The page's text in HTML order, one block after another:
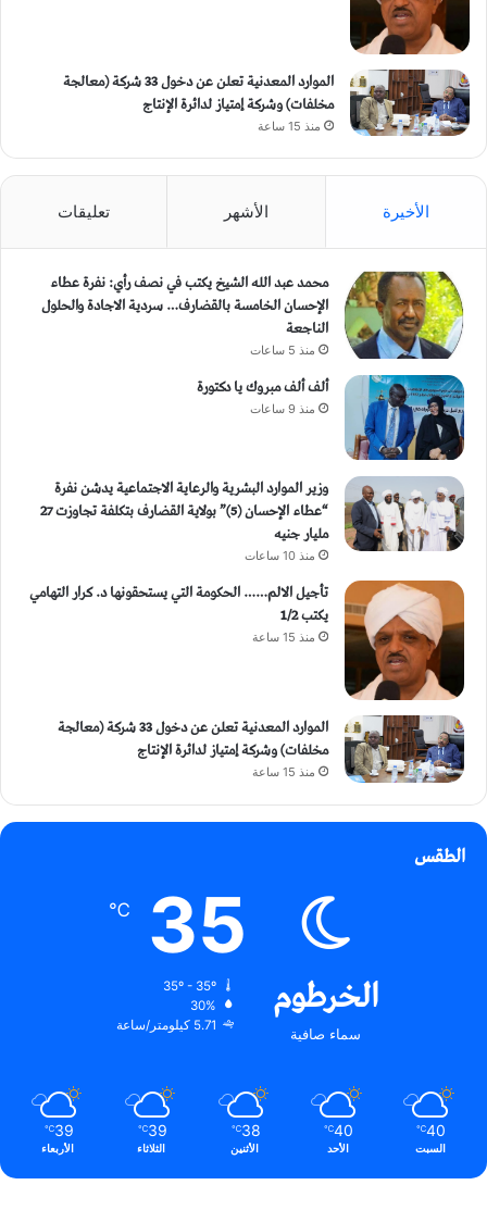
الموارد المعدنية تعلن عن دخول 33 شركة (معالجة
مخلفات) وشركة إمتياز لدائرة الإنتاج
منذ 15 ساعة
الأخيرة الأشهر تعليقات
محمد عبد الله الشيخ يكتب في نصف رأي: نفرة عطاء
الإحسان الخامسة بالقضارف… سردية الاجادة والحلول
الناجعة
منذ 5 ساعات
ألف ألف مبروك يا دكتورة
منذ 9 ساعات
وزير الموارد البشرية والرعاية الاجتماعية يدشن نفرة
“عطاء الإحسان (5)” بولاية القضارف بتكلفة تجاوزت 27
مليار جنيه
منذ 10 ساعات
تأجيل الالم…… الحكومة التي يستحقونها د. كرار التهامي
يكتب 1/2
منذ 15 ساعة
الموارد المعدنية تعلن عن دخول 33 شركة (معالجة
مخلفات) وشركة إمتياز لدائرة الإنتاج
منذ 15 ساعة
الطقس
الخرطوم
سماء صافية
35
℃
30%
5.71 كيلومتر/ساعة
40
℃
السبت
40
℃
الأحد
38
℃
الأثنين
39
℃
الثلاثاء
39
℃
الأربعاء